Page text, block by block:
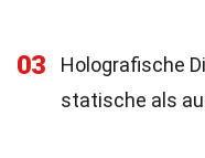
03
Holografische
statische als